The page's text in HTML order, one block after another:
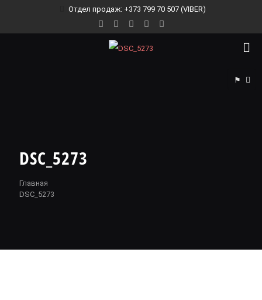
Отдел продаж: +373 799 70 507 (VIBER)
⚑
DSC_5273
Главная
DSC_5273